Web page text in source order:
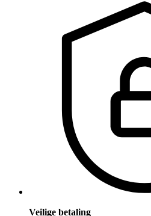
Veilige betaling